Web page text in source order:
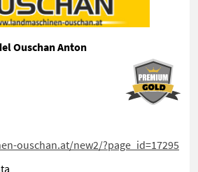
Ouschan Anton
ouschan.at/new2/?page_id=17295